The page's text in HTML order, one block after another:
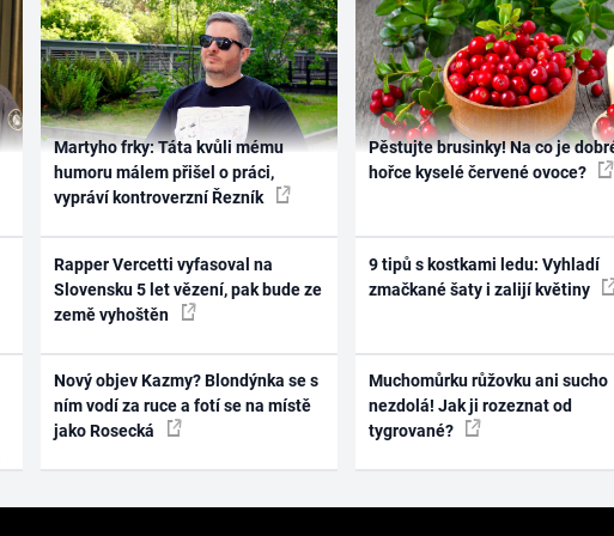
Martyho frky: Táta kvůli mému
humoru málem přišel o práci,
vypráví kontroverzní Řezník
Rapper Vercetti vyfasoval na
Slovensku 5 let vězení, pak bude ze
země vyhoštěn
Nový objev Kazmy? Blondýnka se s
ním vodí za ruce a fotí se na místě
jako Rosecká
Pěstujte brusinky! Na co je
hořce kyselé červené ovoce?
9 tipů s kostkami ledu: Vyhladí
zmačkané šaty i zalijí květiny
Muchomůrku růžovku ani sucho
nezdolá! Jak ji rozeznat od
tygrované?